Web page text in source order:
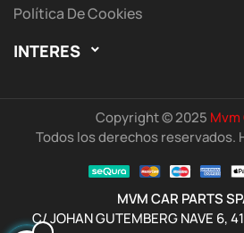
Política De Cookies
INTERES 
Copyright © 2025 Mvm
Todos los derechos reservados.
MVM CAR PARTS
C/ JOHAN GUTEMBERG NAVE 6,